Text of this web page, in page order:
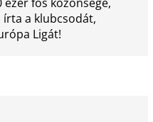
írta a klubcsodát,
Ligát!